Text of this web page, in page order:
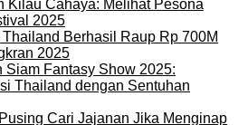
Kilau Cahaya: Melihat Pesona
2025
Berhasil Raup Rp 700M
2025
Siam Fantasy Show 2025:
Thailand dengan Sentuhan
Cari Jajanan Jika Menginap